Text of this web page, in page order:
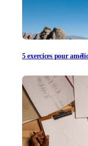
5 exercices pour